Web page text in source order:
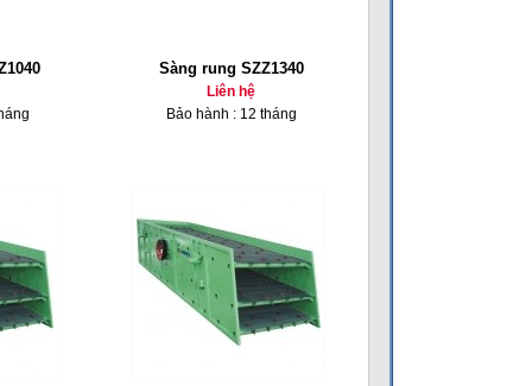
Sàng rung SZZ1340
Liên hệ
Bảo hành : 12 tháng